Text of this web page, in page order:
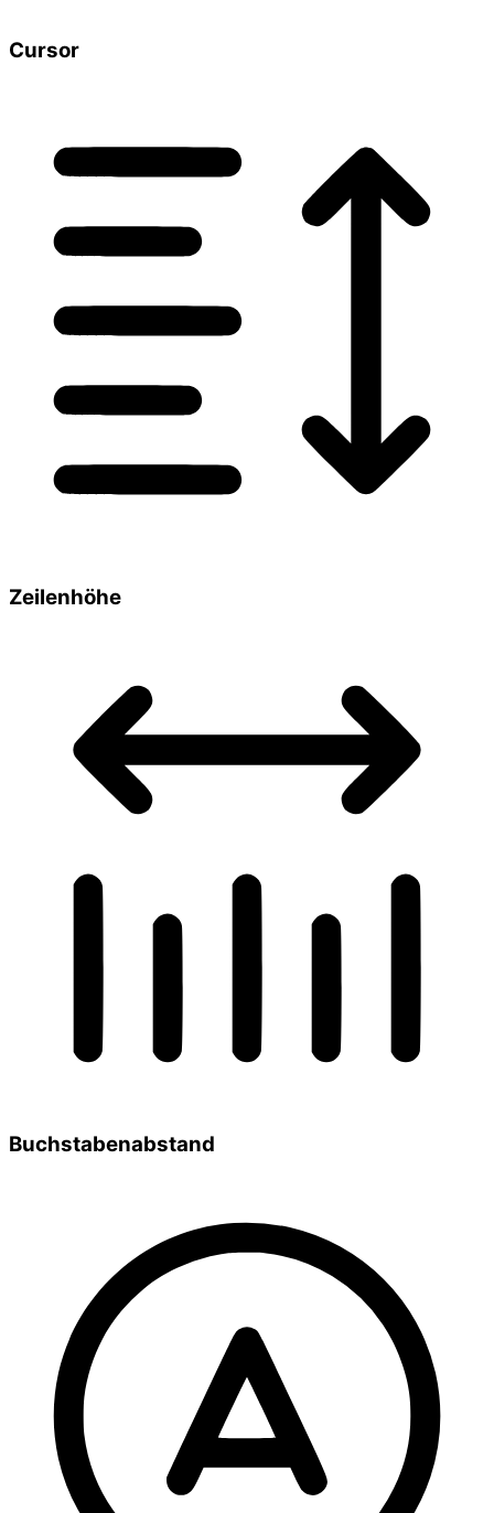
Cursor
Zeilenhöhe
Buchstabenabstand